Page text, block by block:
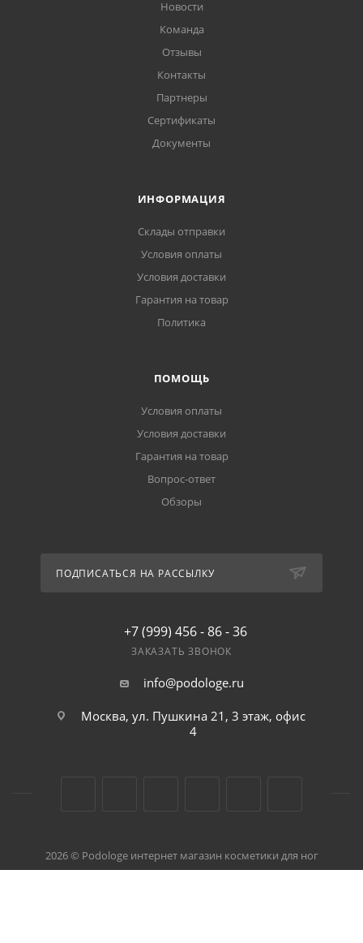
Новости
Команда
Отзывы
Контакты
Партнеры
Сертификаты
Документы
ИНФОРМАЦИЯ
Склады отправки
Условия оплаты
Условия доставки
Гарантия на товар
Политика
ПОМОЩЬ
Условия оплаты
Условия доставки
Гарантия на товар
Вопрос-ответ
Обзоры
ПОДПИСАТЬСЯ НА РАССЫЛКУ
+7 (999) 456 - 86 - 36
ЗАКАЗАТЬ ЗВОНОК
info@podologe.ru
Москва, ул. Пушкина 21, 3 этаж, офис
4
2026 © Podologe интернет магазин косметики для ног